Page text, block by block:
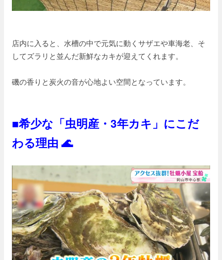
店内に入ると、水槽の中で元気に動くサザエや車海老、そ
してズラリと並んだ新鮮なカキが迎えてくれます。
磯の香りと炭火の音が心地よい空間となっています。
■希少な「虫明産・3年カキ」にこだ
わる理由 🌊